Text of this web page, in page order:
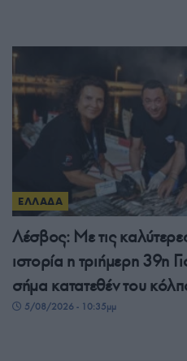
ΕΛΛΑΔΑ
Λέσβος: Με τις
ιστορία η τριήμερη 39η
σήμα κατατεθέν του
5/08/2026 - 10:35μμ